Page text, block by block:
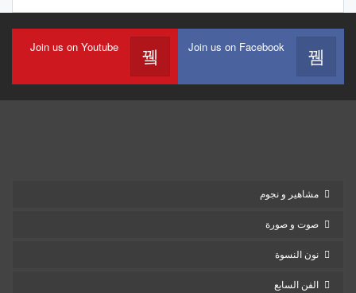
Join us on Facebook
Join us on Youtube
مشاهير و نجوم
صوت و صورة
نون النسوة
الفن السابع